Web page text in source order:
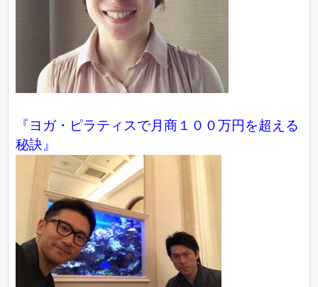
『ヨガ・ピラティスで月商１００万円を超える
秘訣』